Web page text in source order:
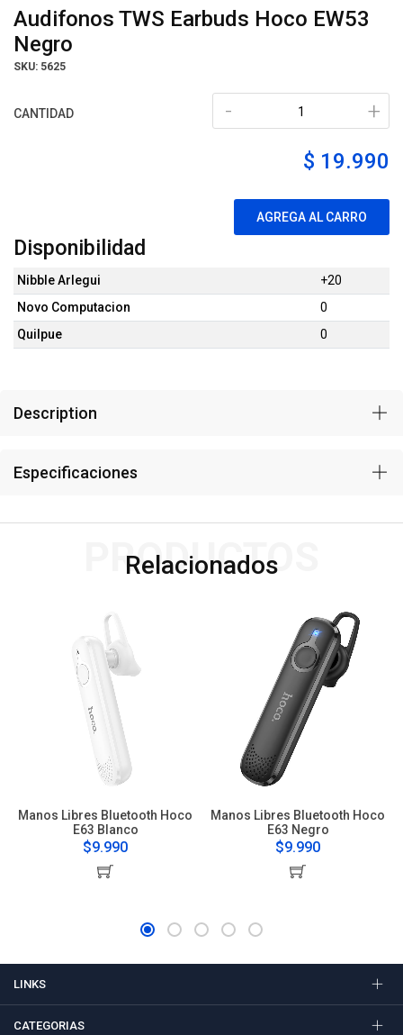
Audifonos TWS Earbuds Hoco EW53
Negro
SKU: 5625
CANTIDAD +
-
$ 19.990
AGREGA AL CARRO
Disponibilidad
Nibble Arlegui
+20
Novo Computacion
0
Quilpue
0
Description
Especificaciones
Relacionados
PRODUCTOS
Manos Libres Bluetooth Hoco
E63 Blanco
$9.990
Manos Libres Bluetooth Hoco
E63 Negro
$9.990
LINKS
CATEGORIAS